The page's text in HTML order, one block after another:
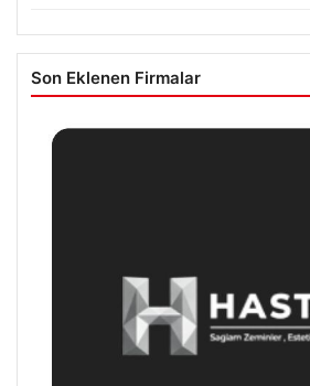
Son Eklenen Firmalar